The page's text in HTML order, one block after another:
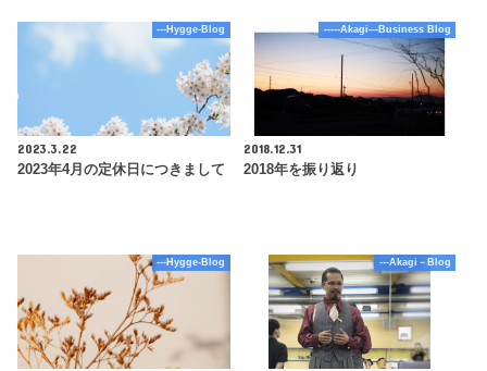
---Hygge-Blog
2023.3.22
2023年4月の定休日につきまして
-----Akagi---Business Blog
2018.12.31
2018年を振り返り
---Hygge-Blog ---Akagi－Blog